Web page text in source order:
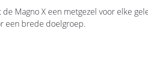
Magno X een metgezel voor elke
een brede doelgroep.